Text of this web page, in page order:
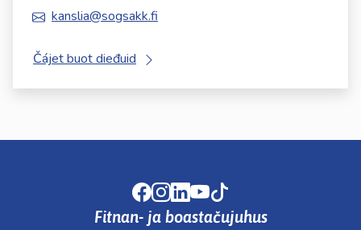
kanslia@sogsakk.fi
Čájet buot dieđuid
Facebook
Instagram
LinkedIn
Youtube
Fitnan- ja boastačujuhus